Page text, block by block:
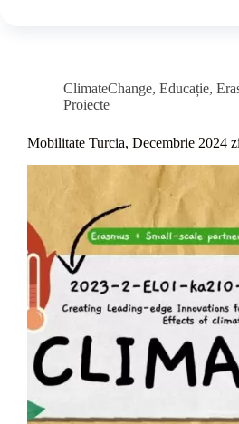
ClimateChange, Educație,
Proiecte
Mobilitate Turcia, Decembrie 2024